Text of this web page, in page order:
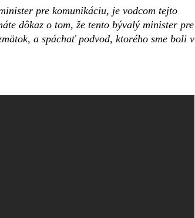
pre komunikáciu, je vodcom tejto
dôkaz o tom, že tento bývalý minister pre
a spáchať podvod, ktorého sme boli v